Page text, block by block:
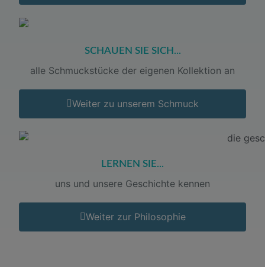
SCHAUEN SIE SICH...
alle Schmuckstücke der eigenen Kollektion an
Weiter zu unserem Schmuck
LERNEN SIE...
uns und unsere Geschichte kennen
Weiter zur Philosophie